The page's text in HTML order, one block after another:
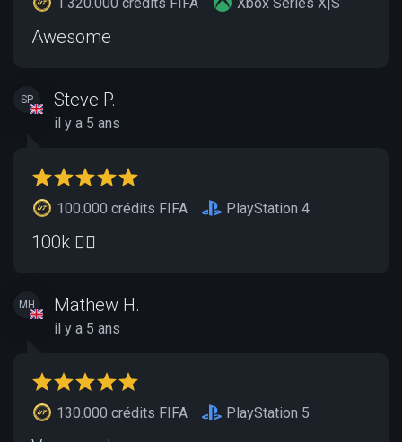
Awesome
SP Steve P.
il y a 5 ans
100.000 crédits FIFA PlayStation 4
100k 👌🏻
MH Mathew H.
il y a 5 ans
130.000 crédits FIFA PlayStation 5